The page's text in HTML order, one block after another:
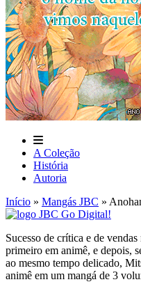
A Coleção
História
Autoria
Início » Mangás JBC »
Sucesso de crítica e de
primeiro em animê, e depois,
ao mesmo tempo delicado,
animê em um mangá de 3